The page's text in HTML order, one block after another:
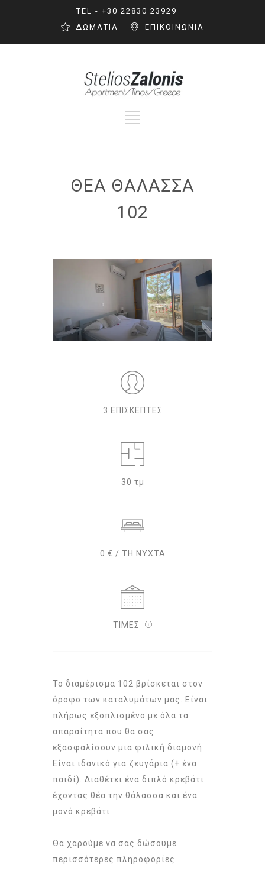
TEL - +30 22830 23929
ΕΠΙΚΟΙΝΩΝΙΑ
ΔΩΜΑΤΙΑ
ΘΕΑ ΘΑΛΑΣΣΑ
102
3 ΕΠΙΣΚΕΠΤΕΣ
30 τμ
0 € / ΤΗ ΝΥΧΤΑ
ΤΙΜΕΣ
Το διαμέρισμα 102 βρίσκεται στον
όροφο των καταλυμάτων μας. Είναι
πλήρως εξοπλισμένο με όλα τα
απαραίτητα που θα σας
εξασφαλίσουν μια φιλική διαμονή.
Είναι ιδανικό για ζευγάρια (+ ένα
παιδί). Διαθέτει ένα διπλό κρεβάτι
έχοντας θέα την θάλασσα και ένα
μονό κρεβάτι.
Θα χαρούμε να σας δώσουμε
περισσότερες πληροφορίες